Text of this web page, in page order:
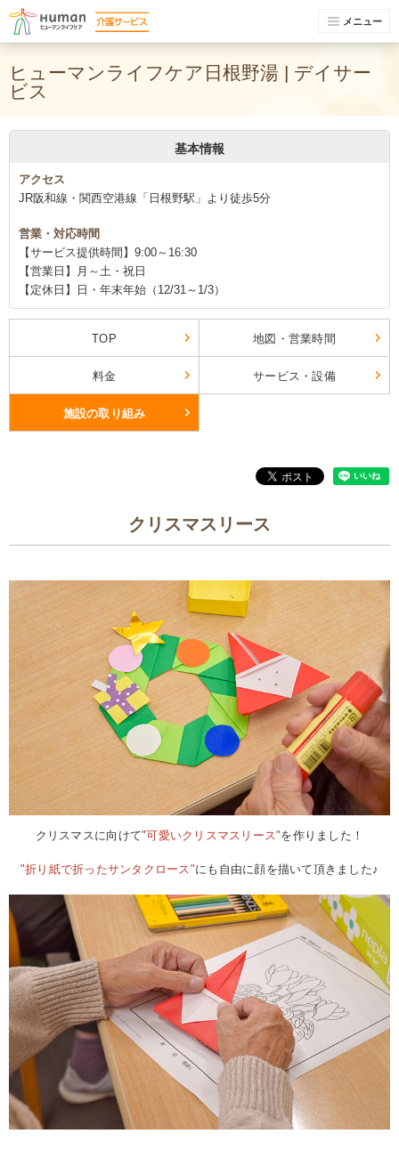
メニュー
ヒューマンライフケア日根野湯 | デイサー
ビス
基本情報
アクセス
JR阪和線・関西空港線「日根野駅」より徒歩5分
営業・対応時間
【サービス提供時間】9:00～16:30
【営業日】月～土・祝日
【定休日】日・年末年始（12/31～1/3）
TOP 地図・営業時間
料金 サービス・設備
施設の取り組み
クリスマスリース
クリスマスに向けて"可愛いクリスマスリース"を作りました！
"折り紙で折ったサンタクロース"にも自由に顔を描いて頂きました♪